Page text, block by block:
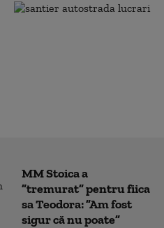
MM Stoica a
”tremurat” pentru fiica
sa Teodora: ”Am fost
sigur că nu poate”